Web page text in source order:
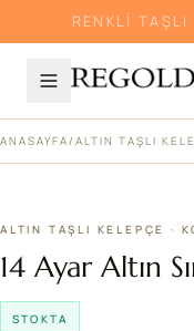
RENKLİ
ANASAYFA/ ALTIN TAŞLI
ALTIN TAŞLI KELEPÇE ·
14 Ayar Altın
STOKTA